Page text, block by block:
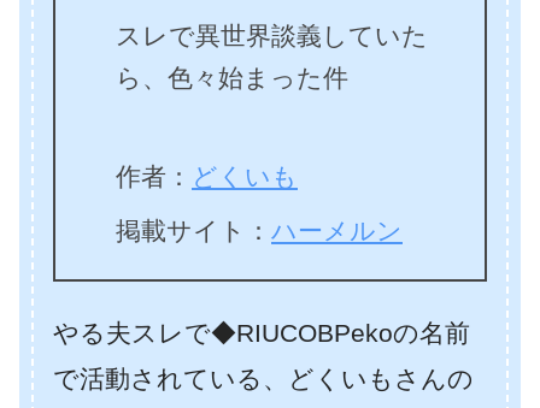
スレで異世界談義していた
ら、色々始まった件
作者： どくいも
掲載サイト： ハーメルン
やる夫スレで◆RIUCOBPekoの名前
で活動されている、どくいもさんの